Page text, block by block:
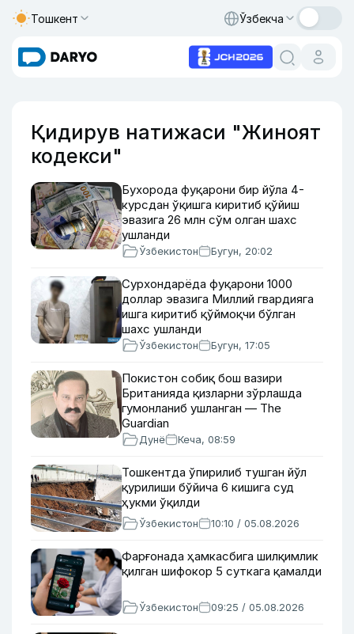
Тошкент Ўзбекча
Қидирув натижаси "Жиноят
кодекси"
Бухорода фуқарони бир йўла 4-
курсдан ўқишга киритиб қўйиш
эвазига 26 млн сўм олган шахс
ушланди
Ўзбекистон Бугун, 20:02
Сурхондарёда фуқарони 1000
доллар эвазига Миллий гвардияга
ишга киритиб қўймоқчи бўлган
шахс ушланди
Ўзбекистон Бугун, 17:05
Покистон собиқ бош вазири
Британияда қизларни зўрлашда
гумонланиб ушланган — The
Guardian
Дунё Кеча, 08:59
Тошкентда ўпирилиб тушган йўл
қурилиши бўйича 6 кишига суд
ҳукми ўқилди
Ўзбекистон 10:10 / 05.08.2026
Фарғонада ҳамкасбига шилқимлик
қилган шифокор 5 суткага қамалди
Ўзбекистон 09:25 / 05.08.2026